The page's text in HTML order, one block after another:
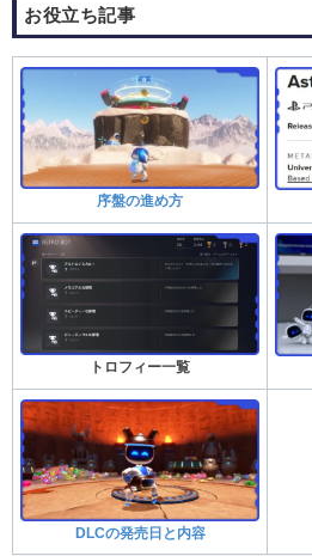
お役立ち記事
序盤の進め方
トロフィー一覧
DLCの発売日と内容